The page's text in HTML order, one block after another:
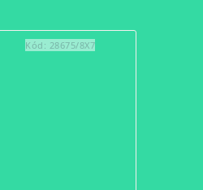
Kód: 28675/8X7